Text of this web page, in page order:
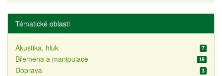
Tématické oblasti
Akustika, hluk 7
Břemena a manipulace 19
Doprava 3